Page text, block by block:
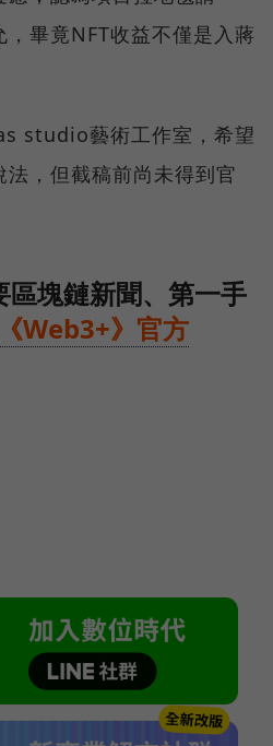
畢竟NFT收益不僅是入蔣
studio藝術工作室，希望
，但截稿前尚未得到官
區塊鏈新聞、第一手
Web3+》官方